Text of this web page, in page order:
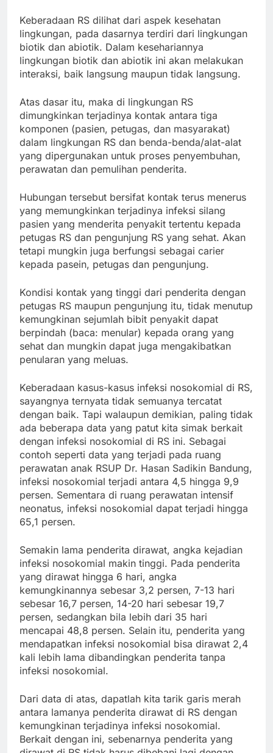
Keberadaan RS dilihat dari aspek kesehatan
lingkungan, pada dasarnya terdiri dari lingkungan
biotik dan abiotik. Dalam kesehariannya
lingkungan biotik dan abiotik ini akan melakukan
interaksi, baik langsung maupun tidak langsung.
Atas dasar itu, maka di lingkungan RS
dimungkinkan terjadinya kontak antara tiga
komponen (pasien, petugas, dan masyarakat)
dalam lingkungan RS dan benda-benda/alat-alat
yang dipergunakan untuk proses penyembuhan,
perawatan dan pemulihan penderita.
Hubungan tersebut bersifat kontak terus menerus
yang memungkinkan terjadinya infeksi silang
pasien yang menderita penyakit tertentu kepada
petugas RS dan pengunjung RS yang sehat. Akan
tetapi mungkin juga berfungsi sebagai carier
kepada pasein, petugas dan pengunjung.
Kondisi kontak yang tinggi dari penderita dengan
petugas RS maupun pengunjung itu, tidak menutup
kemungkinan sejumlah bibit penyakit dapat
berpindah (baca: menular) kepada orang yang
sehat dan mungkin dapat juga mengakibatkan
penularan yang meluas.
Keberadaan kasus-kasus infeksi nosokomial di RS,
sayangnya ternyata tidak semuanya tercatat
dengan baik. Tapi walaupun demikian, paling tidak
ada beberapa data yang patut kita simak berkait
dengan infeksi nosokomial di RS ini. Sebagai
contoh seperti data yang terjadi pada ruang
perawatan anak RSUP Dr. Hasan Sadikin Bandung,
infeksi nosokomial terjadi antara 4,5 hingga 9,9
persen. Sementara di ruang perawatan intensif
neonatus, infeksi nosokomial dapat terjadi hingga
65,1 persen.
Semakin lama penderita dirawat, angka kejadian
infeksi nosokomial makin tinggi. Pada penderita
yang dirawat hingga 6 hari, angka
kemungkinannya sebesar 3,2 persen, 7-13 hari
sebesar 16,7 persen, 14-20 hari sebesar 19,7
persen, sedangkan bila lebih dari 35 hari
mencapai 48,8 persen. Selain itu, penderita yang
mendapatkan infeksi nosokomial bisa dirawat 2,4
kali lebih lama dibandingkan penderita tanpa
infeksi nosokomial.
Dari data di atas, dapatlah kita tarik garis merah
antara lamanya penderita dirawat di RS dengan
kemungkinan terjadinya infeksi nosokomial.
Berkait dengan ini, sebenarnya penderita yang